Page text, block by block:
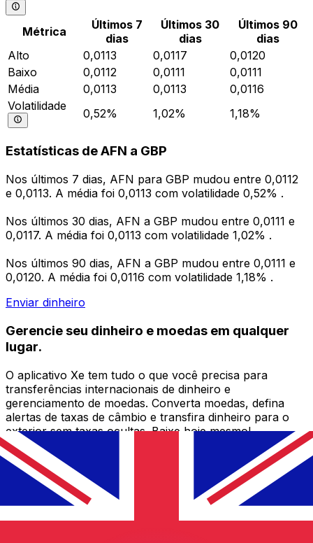
Métrica
Últimos 7
dias
Últimos 30
dias
Últimos 90
dias
Alto
0,0113 0,0117
0,0120
Baixo
0,0112 0,0111
0,0111
Média
0,0113 0,0113
0,0116
Volatilidade
0,52% 1,02% 1,18%
Estatísticas de AFN a GBP
Nos últimos 7 dias, AFN para GBP mudou entre 0,0112
e 0,0113. A média foi 0,0113 com volatilidade 0,52% .
Nos últimos 30 dias, AFN a GBP mudou entre 0,0111 e
0,0117. A média foi 0,0113 com volatilidade 1,02% .
Nos últimos 90 dias, AFN a GBP mudou entre 0,0111 e
0,0120. A média foi 0,0116 com volatilidade 1,18% .
Enviar dinheiro
Gerencie seu dinheiro e moedas em qualquer
lugar.
O aplicativo Xe tem tudo o que você precisa para
transferências internacionais de dinheiro e
gerenciamento de moedas. Converta moedas, defina
alertas de taxas de câmbio e transfira dinheiro para o
exterior sem taxas ocultas. Baixe hoje mesmo!